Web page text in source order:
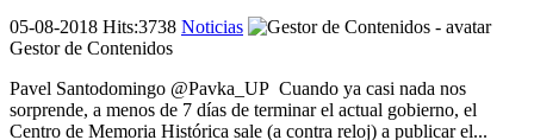
05-08-2018 Hits:3738 Noticias
Gestor de Contenidos
Pavel Santodomingo @Pavka_UP Cuando ya casi nada nos
sorprende, a menos de 7 días de terminar el actual gobierno, el
Centro de Memoria Histórica sale (a contra reloj) a publicar el...